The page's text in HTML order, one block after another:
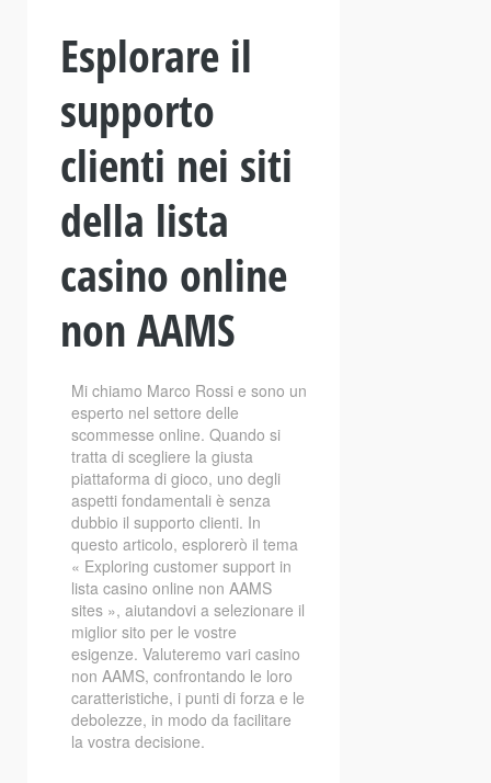
Esplorare il
supporto
clienti nei siti
della lista
casino online
non AAMS
Mi chiamo Marco Rossi e sono un
esperto nel settore delle
scommesse online. Quando si
tratta di scegliere la giusta
piattaforma di gioco, uno degli
aspetti fondamentali è senza
dubbio il supporto clienti. In
questo articolo, esplorerò il tema
« Exploring customer support in
lista casino online non AAMS
sites », aiutandovi a selezionare il
miglior sito per le vostre
esigenze. Valuteremo vari casino
non AAMS, confrontando le loro
caratteristiche, i punti di forza e le
debolezze, in modo da facilitare
la vostra decisione.